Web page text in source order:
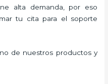
alta demanda, por eso
tu cita para el soporte
de nuestros productos y